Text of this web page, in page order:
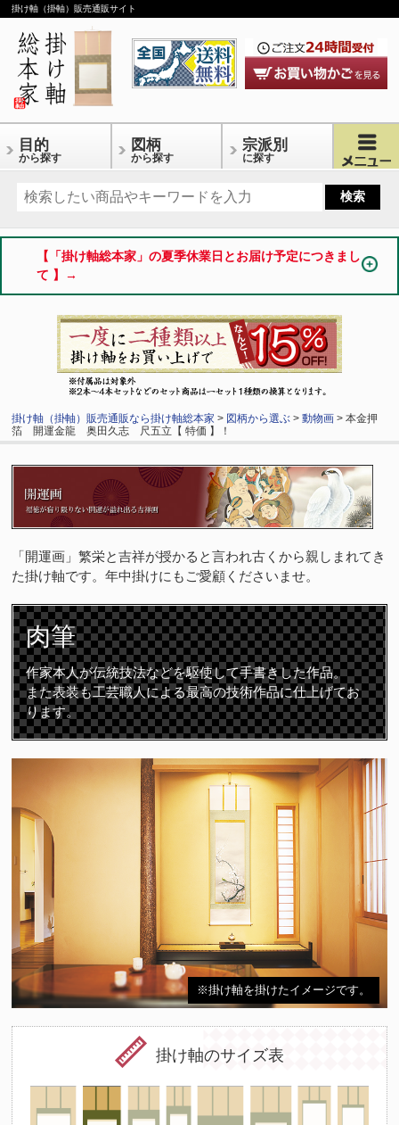
掛け軸（掛軸）販売通販サイト
目的
から探す
図柄
から探す
宗派別
に探す
【「掛け軸総本家」の夏季休業日とお届け予定につきまし
て 】→
掛け軸（掛軸）販売通販なら掛け軸総本家 > 図柄から選ぶ >動物画 > 本金押
箔 開運金龍 奥田久志 尺五立【 特価 】！
「開運画」繁栄と吉祥が授かると言われ古くから親しまれてき
た掛け軸です。年中掛けにもご愛顧くださいませ。
肉筆
作家本人が伝統技法などを駆使して手書きした作品。
また表装も工芸職人による最高の技術作品に仕上げてお
ります。
※掛け軸を掛けたイメージです。
掛け軸のサイズ表